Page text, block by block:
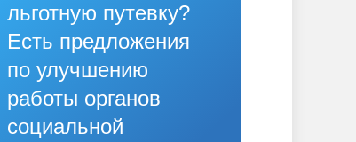
льготную путевку?
Есть предложения
по улучшению
работы органов
социальной